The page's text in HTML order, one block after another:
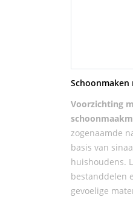
Schoonmaken
Voorzichting
zogenaamde
basis van
huishoudens.
bestanddelen
gevoelige